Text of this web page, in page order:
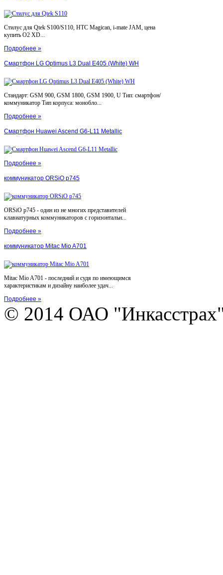
Стилус для Qtek S100/S110, HTC Magican, i-mate JAM, цена
купить O2 XD...
Подробнее »
Смартфон LG Optimus L3 Dual E405 (White) WH
Стандарт: GSM 900, GSM 1800, GSM 1900, U Тип: смартфон/
коммуникатор Тип корпуса: монобло...
Подробнее »
Смартфон Huawei Ascend G6-L11 Metallic
Подробнее »
коммуникатор ORSiO p745
ORSiO p745 - один из не многих представителей
клавиатурных коммуникаторов с горизонтальн...
Подробнее »
коммуникатор Mitac Mio A701
Mitac Mio A701 - последний и судя по имеющимся
характеристикам и дизайну наиболее удач...
Подробнее »
© 2014 ОАО